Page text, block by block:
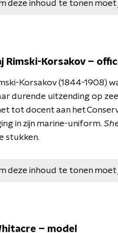
deze inhoud te tonen moet
Rimski-Korsakov –
Korsakov (1844-1908)
durende uitzending op
tot docent aan het
in zijn marine-uniform.
stukken.
deze inhoud te tonen moet
– model